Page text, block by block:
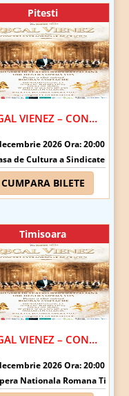
Pitesti
REGAL VIENEZ – CONCERT EXTRAORDINAR DE CRACIUN | PITESTI
2026 Ora: 20:00
de Cultura a Sindicatelor -
CUMPARA BILETE
Iulia - Alba Iulia
Timisoara
REGAL VIENEZ – CONCERT EXTRAORDINAR DE CRACIUN | TIMISOARA
2026 Ora: 20:00
Nationala Romana